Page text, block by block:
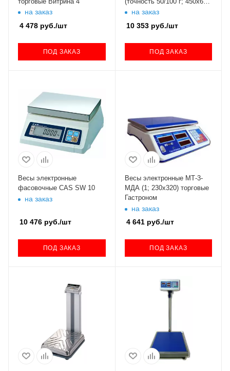
на заказ
4 478 руб./шт
ПОД ЗАКАЗ
мм)на заказ
10 353руб./шт
ПОД ЗАКАЗ
Весы электронные
фасовочные CAS SW 10
на заказ
10 476 руб./шт
ПОД ЗАКАЗ
Весы электронные МТ-3-
МДА (1; 230х320) торговые
Гастроном
на заказ
4 641руб./шт
ПОД ЗАКАЗ